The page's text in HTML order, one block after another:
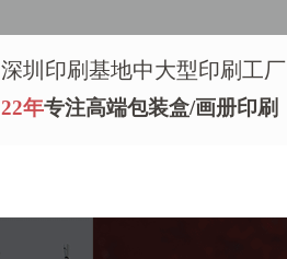
深圳印刷基地中大型印刷工厂
22年专注高端包装盒/画册印刷